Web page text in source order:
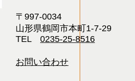
〒997-0034
山形県鶴岡市本町1-7-29
TEL 0235-25-8516
お問い合わせ